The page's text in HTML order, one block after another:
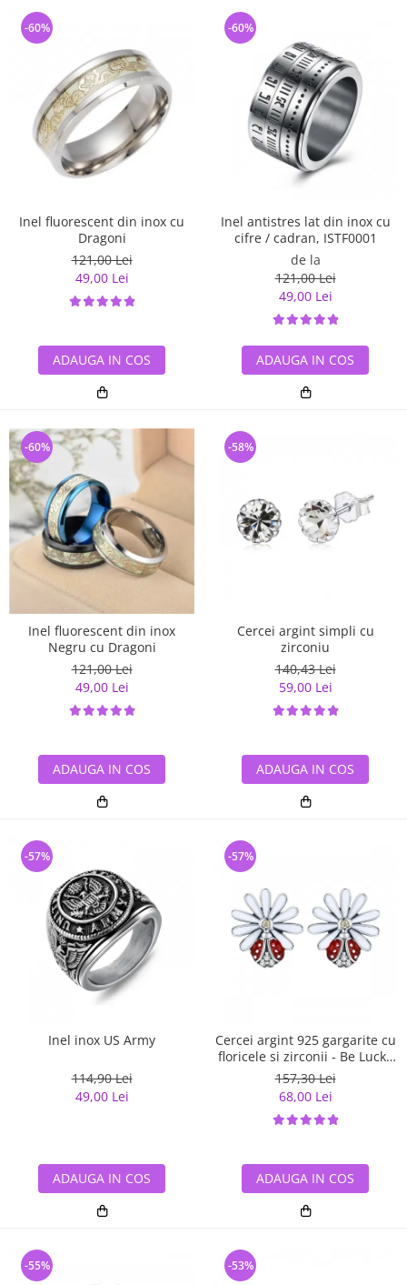
Inel fluorescent din inox cu
Dragoni
121,00 Lei
49,00 Lei
-60%
ADAUGA IN COS
Inel antistres lat din inox cu
cifre / cadran, ISTF0001
de la
121,00 Lei
49,00 Lei
-60%
ADAUGA IN COS
Inel fluorescent din inox
Negru cu Dragoni
121,00 Lei
49,00 Lei
-60%
ADAUGA IN COS
Cercei argint simpli cu
zirconiu
140,43 Lei
59,00 Lei
-58%
ADAUGA IN COS
Inel inox US Army
114,90 Lei
49,00 Lei
-57%
ADAUGA IN COS
Cercei argint 925 gargarite cu
floricele si zirconii - Be Lucky
EST0022
157,30 Lei
68,00 Lei
-57%
ADAUGA IN COS
-55% -53%